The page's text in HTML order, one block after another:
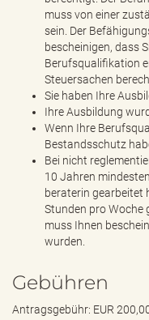
muss von einer
sein. Der
bescheinigen, dass
Berufsqualifikation
Steuersachen
Sie haben Ihre
Ihre Ausbildung
Wenn Ihre
Bestandsschutz
Bei nicht
10 Jahren
beraterin gearbeitet
Stunden pro Woche
muss Ihnen
wurden.
Gebühren
Antragsgebühr: EUR